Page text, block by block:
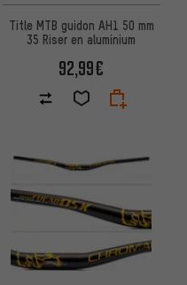
Title MTB guidon AH1 50 mm
35 Riser en aluminium
92,99€
avis